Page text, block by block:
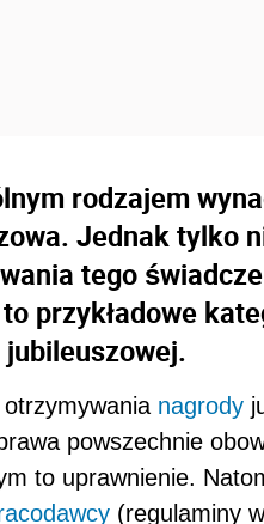
rodzajem
Jednak tylko
tego
przykładowe
nagrody
powszechnie
to uprawnienie.
(regulaminy